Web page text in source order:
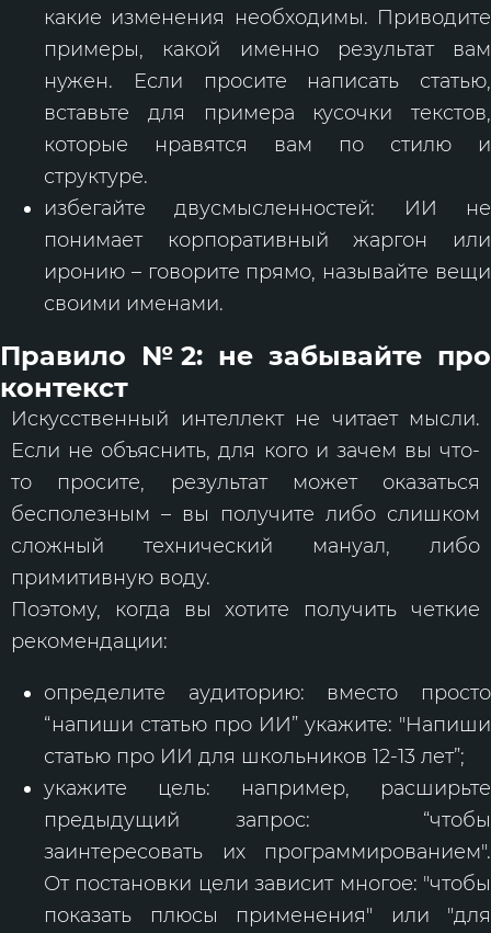
какие изменения необходимы. Приводите
примеры, какой именно результат вам
нужен. Если просите написать статью,
вставьте для примера кусочки текстов,
которые нравятся вам по стилю и
структуре.
избегайте двусмысленностей: ИИ не
понимает корпоративный жаргон или
иронию – говорите прямо, называйте вещи
своими именами.
Правило №2: не забывайте про
контекст
Искусственный интеллект не читает мысли.
Если не объяснить, для кого и зачем вы что-
то просите, результат может оказаться
бесполезным – вы получите либо слишком
сложный технический мануал, либо
примитивную воду.
Поэтому, когда вы хотите получить четкие
рекомендации:
определите аудиторию: вместо просто
“напиши статью про ИИ” укажите: "Напиши
статью про ИИ для школьников 12-13 лет”;
укажите цель: например, расширьте
предыдущий запрос: “чтобы
заинтересовать их программированием".
От постановки цели зависит многое: "чтобы
показать плюсы применения" или "для